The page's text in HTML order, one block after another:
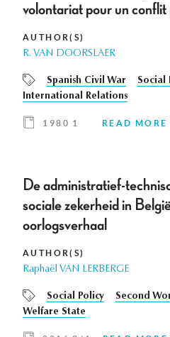
volontariat pour un
AUTHOR(S)
R. VAN DOORSLAER
Spanish Civil War
Social
International Relations
1980 1 READ MORE
De administratief-
sociale zekerheid in
oorlogsverhaal
AUTHOR(S)
Raphaël VAN LERBERGE
Social Policy Second
Welfare State